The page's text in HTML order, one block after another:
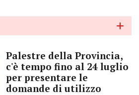
Palestre della Provincia,
c'è tempo fino al 24 luglio
per presentare le
domande di utilizzo